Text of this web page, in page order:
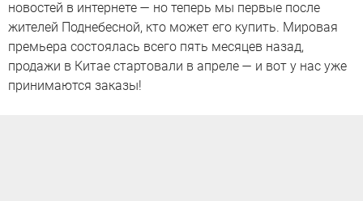
новостей в интернете — но теперь мы первые после
жителей Поднебесной, кто может его купить. Мировая
премьера состоялась всего пять месяцев назад,
продажи в Китае стартовали в апреле — и вот у нас уже
принимаются заказы!